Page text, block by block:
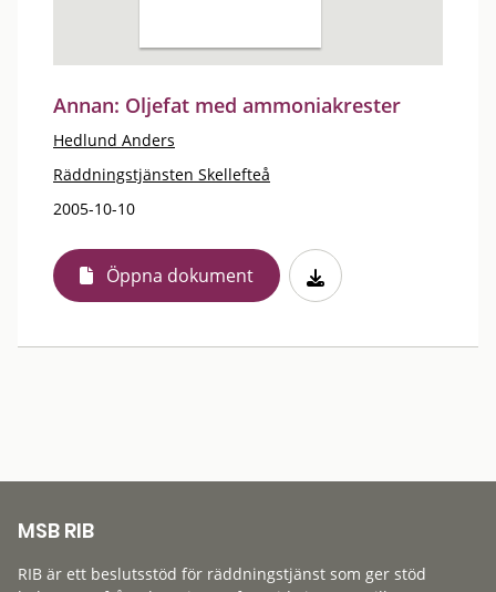
Annan: Oljefat med ammoniakrester
Hedlund Anders
Räddningstjänsten Skellefteå
2005-10-10
Öppna dokument
MSB RIB
RIB är ett beslutsstöd för räddningstjänst som ger stöd